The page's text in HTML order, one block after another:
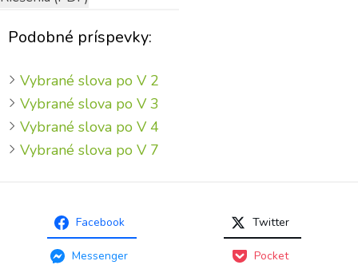
Podobné príspevky:
Vybrané slova po V 2
Vybrané slova po V 3
Vybrané slova po V 4
Vybrané slova po V 7
Facebook Twitter
Messenger Pocket